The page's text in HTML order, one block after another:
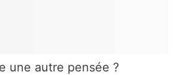
une autre pensée ?